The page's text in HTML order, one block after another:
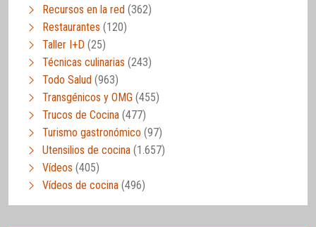
Recursos en la red (362)
Restaurantes (120)
Taller I+D (25)
Técnicas culinarias (243)
Todo Salud (963)
Transgénicos y OMG (455)
Trucos de Cocina (477)
Turismo gastronómico (97)
Utensilios de cocina (1.657)
Vídeos (405)
Vídeos de cocina (496)